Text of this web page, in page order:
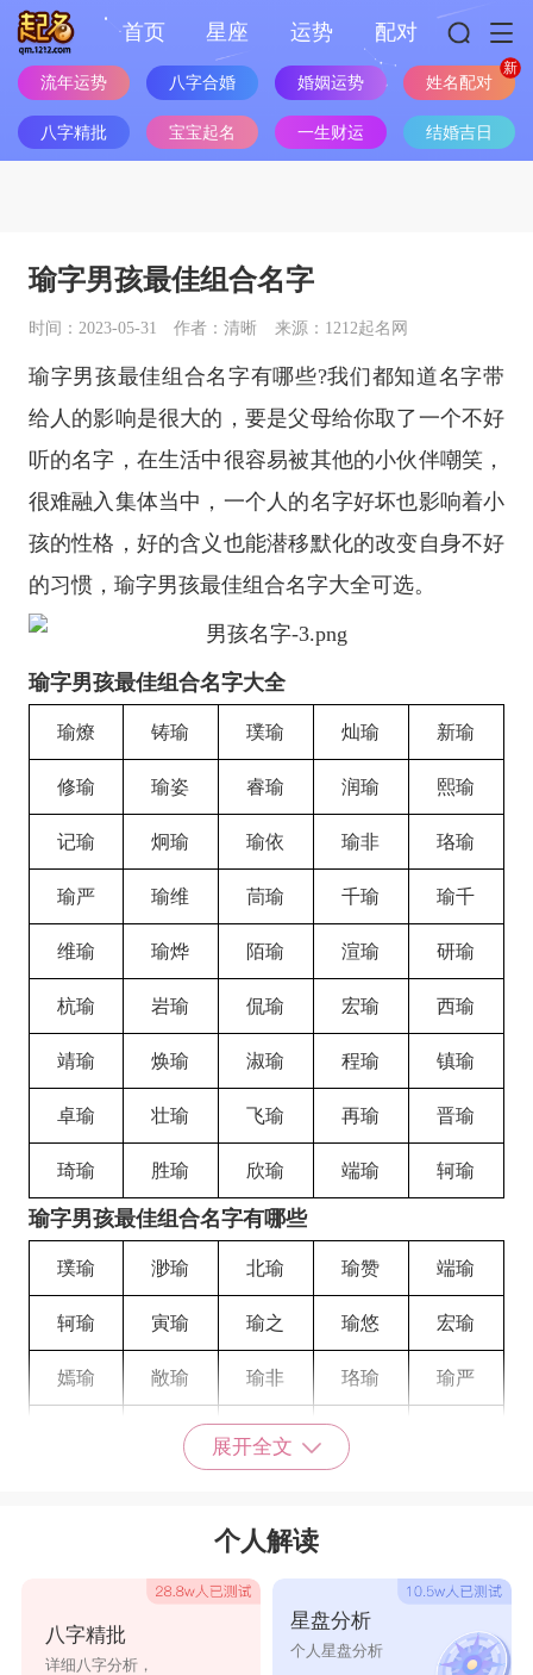
首页 星座 运势 配对
流年运势 八字合婚 婚姻运势 姓名配对
八字精批 宝宝起名 一生财运 结婚吉日
瑜字男孩最佳组合名字
时间：2023-05-31 作者：清晰 来源：1212起名网
瑜字男孩最佳组合名字有哪些?我们都知道名字带
给人的影响是很大的，要是父母给你取了一个不好
听的名字，在生活中很容易被其他的小伙伴嘲笑，
很难融入集体当中，一个人的名字好坏也影响着小
孩的性格，好的含义也能潜移默化的改变自身不好
的习惯，瑜字男孩最佳组合名字大全可选。
瑜字男孩最佳组合名字大全
瑜燎 铸瑜 璞瑜 灿瑜 新瑜
修瑜 瑜姿 睿瑜 润瑜 熙瑜
记瑜 炯瑜 瑜依 瑜非 珞瑜
瑜严 瑜维 茼瑜 千瑜 瑜千
维瑜 瑜烨 陌瑜 渲瑜 研瑜
杭瑜 岩瑜 侃瑜 宏瑜 西瑜
靖瑜 焕瑜 淑瑜 程瑜 镇瑜
卓瑜 壮瑜 飞瑜 再瑜 晋瑜
琦瑜 胜瑜 欣瑜 端瑜 轲瑜
瑜字男孩最佳组合名字有哪些
璞瑜 渺瑜 北瑜 瑜赞 端瑜
轲瑜 寅瑜 瑜之 瑜悠 宏瑜
嫣瑜 敞瑜 瑜非 珞瑜 瑜严
瑜颢 瑜辰 瑜龙
瑜熹
瑜勉 瑜珩 瑜晟
瑜初 瑜栋 瑜珅
展开全文
个人解读
八字精批
详细八字分析，
星盘分析
个人星盘分析